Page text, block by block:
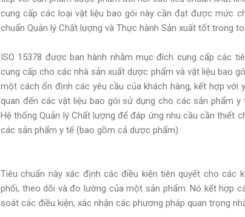
cung cấp các loại vật liệu bao gói này cần đạt được mức
chuẩn Quản lý Chất lượng và Thực hành Sản xuất tốt trong
ISO 15378 được ban hành nhằm mục đích cung cấp các
cung cấp cho các nhà sản xuất dược phẩm và vật liệu bao
một cách ổn định các yêu cầu của khách hàng, kết hợp với
quan đến các vật liệu bao gói sử dụng cho các sản phẩm
Hệ thống Quản lý Chất lượng để đáp ứng nhu cầu cần thiết
các sản phẩm y tế (bao gồm cả dược phẩm).
Tiêu chuẩn này xác định các điều kiện tiên quyết cho các
phối, theo dõi và đo lường của một sản phẩm. Nó kết hợp
soát các điều kiện, xác nhận các phương pháp quan trọng